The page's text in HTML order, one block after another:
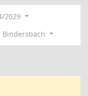
2029